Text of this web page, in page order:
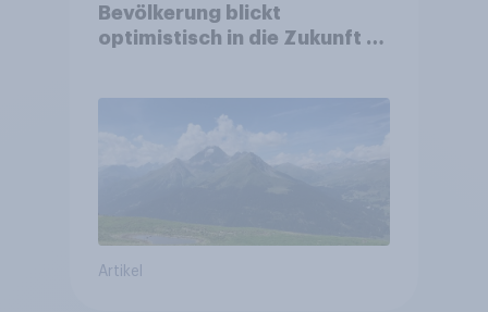
Bevölkerung blickt
optimistisch in die Zukunft –
Altersvorsorge
Artikel